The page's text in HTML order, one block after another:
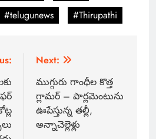
#telugunews #Thirupathi
Next:
ముగ్గురు గాంధీల కొత్త
గ్లామర్ – పార్లమెంటును
ఊపేస్తున్న తల్లీ,
అన్నాచెల్లెళ్లు